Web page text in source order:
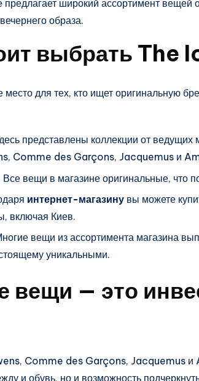
предлагает широкий ассортимент вещей
образа.
выбрать The
место для тех, кто ищет оригинальную
представлены коллекции от
Comme des Garçons, Jacquemus и
Все вещи в магазине оригинальные, что
интернет-магазину вы можете
включая Киев.
вещи из ассортимента магазина
уникальными.
вещи — это
Comme des Garçons, Jacquemus и
и обувь, но и возможность